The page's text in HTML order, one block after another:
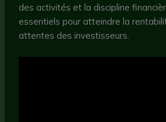
des activités et la discipline
essentiels pour atteindre la
attentes des investisseurs.